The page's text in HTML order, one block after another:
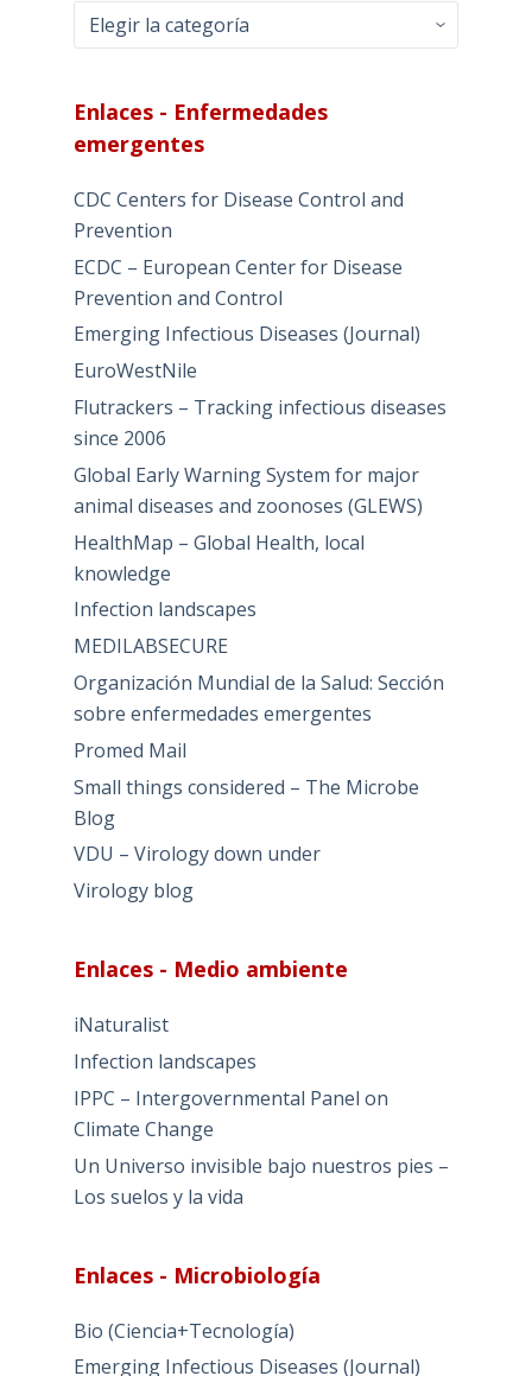
Entradas
–
categorías
Enlaces - Enfermedades
emergentes
CDC Centers for Disease Control and
Prevention
ECDC – European Center for Disease
Prevention and Control
Emerging Infectious Diseases (Journal)
EuroWestNile
Flutrackers – Tracking infectious diseases
since 2006
Global Early Warning System for major
animal diseases and zoonoses (GLEWS)
HealthMap – Global Health, local
knowledge
Infection landscapes
MEDILABSECURE
Organización Mundial de la Salud: Sección
sobre enfermedades emergentes
Promed Mail
Small things considered – The Microbe
Blog
VDU – Virology down under
Virology blog
Enlaces - Medio ambiente
iNaturalist
Infection landscapes
IPPC – Intergovernmental Panel on
Climate Change
Un Universo invisible bajo nuestros pies –
Los suelos y la vida
Enlaces - Microbiología
Bio (Ciencia+Tecnología)
Emerging Infectious Diseases (Journal)